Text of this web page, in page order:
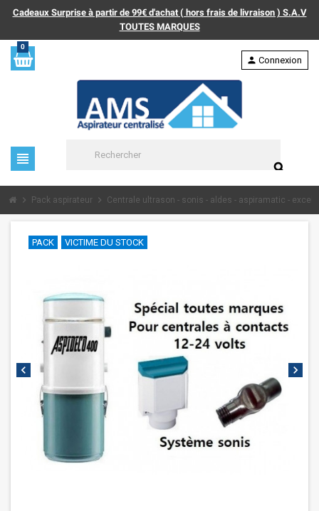
Cadeaux Surprise à partir de 99€ d'achat ( hors frais de livraison ) S.A.V
TOUTES MARQUES
0
view_headline
search
person Connexion
chevron_right Pack aspirateur chevron_right Centrale ultrason - sonis - aldes - aspiramatic - excel
chevron_left chevron_right
PACK VICTIME DU STOCK